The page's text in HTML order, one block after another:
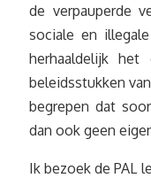
de verpauperde
sociale en
herhaaldelijk het
beleidsstukken
begrepen dat
dan ook geen
Ik bezoek de PAL